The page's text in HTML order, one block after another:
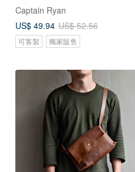
Captain Ryan
US$ 49.94 US$ 52.56
可客製 獨家販售